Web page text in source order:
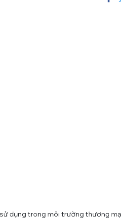
dụng trong môi trường thương